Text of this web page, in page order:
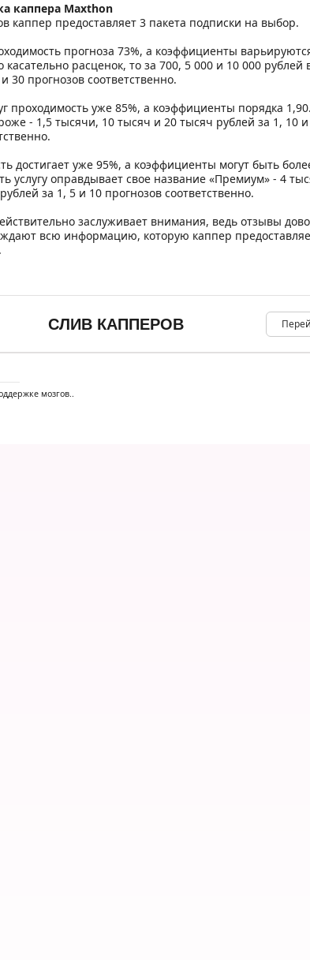
каппера Maxthon
каппер предоставляет 3 пакета подписки на выбор.
прогноза 73%, а коэффициенты
касательно расценок, то за 700, 5 000 и 10 000 рублей
30 прогнозов соответственно.
проходимость уже 85%, а коэффициенты порядка
- 1,5 тысячи, 10 тысяч и 20 тысяч рублей за 1, 10
достигает уже 95%, а коэффициенты могут быть
услугу оправдывает свое название «Премиум» - 4
за 1, 5 и 10 прогнозов соответственно.
заслуживает внимания, ведь отзывы
всю информацию, которую каппер
СЛИВ КАППЕРОВ
мозгов..